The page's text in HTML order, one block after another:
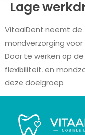
Lage
VitaalDent neemt de
mondverzorging
Door te werken op
flexibiliteit, en
deze doelgroep.